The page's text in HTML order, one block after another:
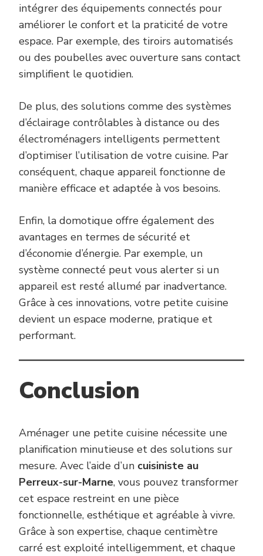
intégrer des équipements connectés pour
améliorer le confort et la praticité de votre
espace. Par exemple, des tiroirs automatisés
ou des poubelles avec ouverture sans contact
simplifient le quotidien.
De plus, des solutions comme des systèmes
d’éclairage contrôlables à distance ou des
électroménagers intelligents permettent
d’optimiser l’utilisation de votre cuisine. Par
conséquent, chaque appareil fonctionne de
manière efficace et adaptée à vos besoins.
Enfin, la domotique offre également des
avantages en termes de sécurité et
d’économie d’énergie. Par exemple, un
système connecté peut vous alerter si un
appareil est resté allumé par inadvertance.
Grâce à ces innovations, votre petite cuisine
devient un espace moderne, pratique et
performant.
Conclusion
Aménager une petite cuisine nécessite une
planification minutieuse et des solutions sur
mesure. Avec l’aide d’un cuisiniste au
Perreux-sur-Marne, vous pouvez transformer
cet espace restreint en une pièce
fonctionnelle, esthétique et agréable à vivre.
Grâce à son expertise, chaque centimètre
carré est exploité intelligemment, et chaque